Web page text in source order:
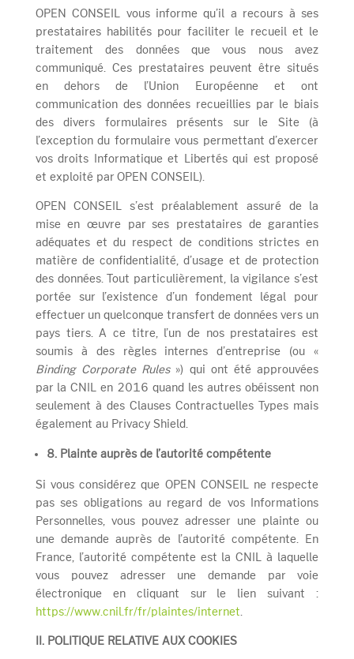
OPEN CONSEIL vous informe qu’il a recours à ses
prestataires habilités pour faciliter le recueil et le
traitement des données que vous nous avez
communiqué. Ces prestataires peuvent être situés
en dehors de l’Union Européenne et ont
communication des données recueillies par le biais
des divers formulaires présents sur le Site (à
l’exception du formulaire vous permettant d’exercer
vos droits Informatique et Libertés qui est proposé
et exploité par OPEN CONSEIL).
OPEN CONSEIL s’est préalablement assuré de la
mise en œuvre par ses prestataires de garanties
adéquates et du respect de conditions strictes en
matière de confidentialité, d’usage et de protection
des données. Tout particulièrement, la vigilance s’est
portée sur l’existence d’un fondement légal pour
effectuer un quelconque transfert de données vers un
pays tiers. A ce titre, l’un de nos prestataires est
soumis à des règles internes d’entreprise (ou «
Binding Corporate Rules») qui ont été approuvées
par la CNIL en 2016 quand les autres obéissent non
seulement à des Clauses Contractuelles Types mais
également au Privacy Shield.
8. Plainte auprès de l’autorité compétente
Si vous considérez que OPEN CONSEIL ne respecte
pas ses obligations au regard de vos Informations
Personnelles, vous pouvez adresser une plainte ou
une demande auprès de l’autorité compétente. En
France, l’autorité compétente est la CNIL à laquelle
vous pouvez adresser une demande par voie
électronique en cliquant sur le lien suivant :
https://www.cnil.fr/fr/plaintes/internet
II. POLITIQUE RELATIVE AUX COOKIES